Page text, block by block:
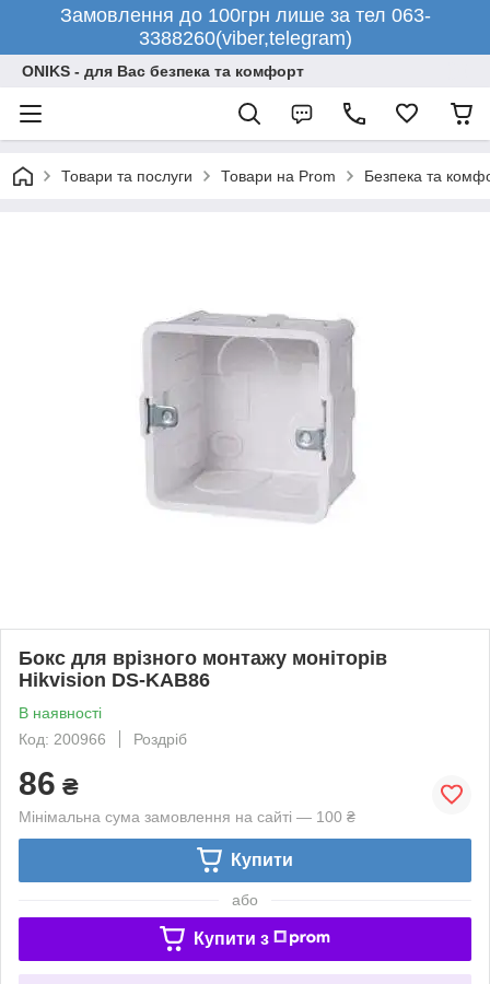
Замовлення до 100грн лише за тел 063-
3388260(viber,telegram)
ONIKS - для Вас безпека та комфорт
Товари та послуги Товари на Prom Безпека та
Бокс для врізного монтажу моніторів
Hikvision DS-KAB86
В наявності
Код: 200966
Роздріб
86 ₴
Мінімальна сума замовлення на сайті — 100 ₴
Купити
або
Купити з